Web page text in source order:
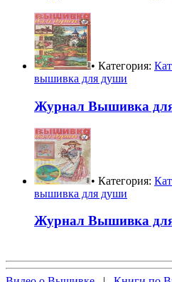
• Категория:
вышивка для души
Журнал Вышивка
• Категория:
вышивка для души
Журнал Вышивка